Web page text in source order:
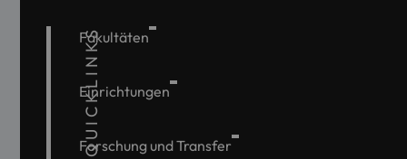
QUICKLINKS
Fakultäten
Einrichtungen
Forschung und Transfer